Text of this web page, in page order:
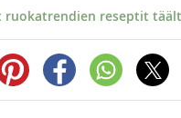
ruokatrendien reseptit